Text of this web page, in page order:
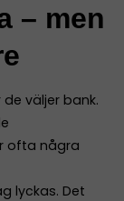
– men
väljer bank.
ofta några
lyckas. Det